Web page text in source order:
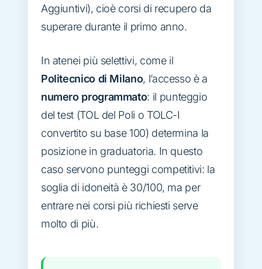
Aggiuntivi), cioè corsi di recupero da
superare durante il primo anno.
In atenei più selettivi, come il
Politecnico di Milano, l’accesso è a
numero programmato: il punteggio
del test (TOL del Poli o TOLC-I
convertito su base 100) determina la
posizione in graduatoria. In questo
caso servono punteggi competitivi: la
soglia di idoneità è 30/100, ma per
entrare nei corsi più richiesti serve
molto di più.